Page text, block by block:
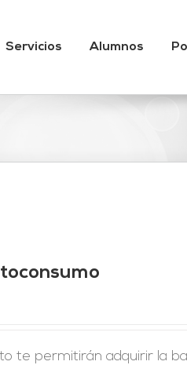
Servicios Alumnos
te permitirán adquirir la